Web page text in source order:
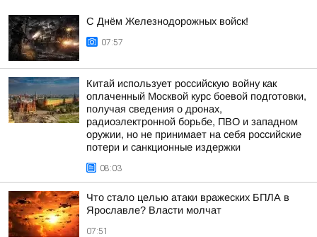
С Днём Железнодорожных войск!
07:57
Китай использует российскую войну как
оплаченный Москвой курс боевой подготовки,
получая сведения о дронах,
радиоэлектронной борьбе, ПВО и западном
оружии, но не принимает на себя российские
потери и санкционные издержки
08:03
Что стало целью атаки вражеских БПЛА в
Ярославле? Власти молчат
07:51